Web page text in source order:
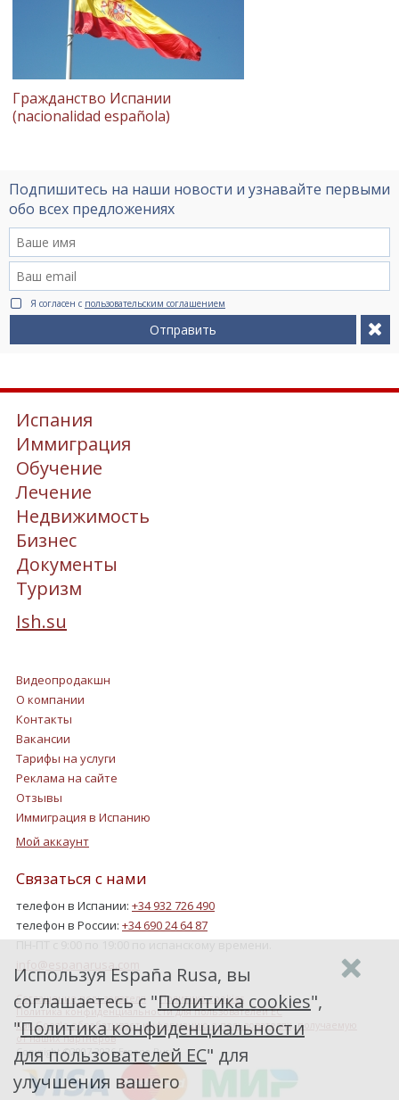
Гражданство Испании
(nacionalidad española)
Подпишитесь на наши новости и узнавайте первыми
обо всех предложениях
Я согласен с пользовательским соглашением
Отправить
Испания
Иммиграция
Обучение
Лечение
Недвижимость
Бизнес
Документы
Туризм
Ish.su
Видеопродакшн
О компании
Контакты
Вакансии
Тарифы на услуги
Реклама на сайте
Отзывы
Иммиграция в Испанию
Мой аккаунт
Связаться с нами
телефон в Испании: +34 932 726 490
телефон в России: +34 690 24 64 87
ПН-ПТ с 9:00 по 19:00 по испанскому времени.
Соглашение пользователя
Политика cookies
Политика конфиденциальности для пользователей ЕС
Как Google обрабатывает информацию о пользователях, получаемую
от наших партнеров
Copyright ©2007-2026 Espana Rusa
Используя España Rusa, вы
соглашаетесь с "Политика cookies",
"Политика конфиденциальности
для пользователей ЕС" для
улучшения вашего